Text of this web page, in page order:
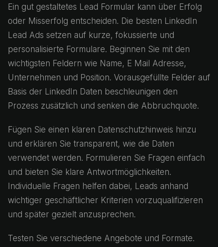
Ein gut gestaltetes Lead Formular kann über Erfolg
oder Misserfolg entscheiden. Die besten LinkedIn
Lead Ads setzen auf kurze, fokussierte und
personalisierte Formulare. Beginnen Sie mit den
wichtigsten Feldern wie Name, E Mail Adresse,
Unternehmen und Position. Vorausgefüllte Felder auf
Basis der LinkedIn Daten beschleunigen den
Prozess zusätzlich und senken die Abbruchquote.
Fügen Sie einen klaren Datenschutzhinweis hinzu
und erklären Sie transparent, wie die Daten
verwendet werden. Formulieren Sie Fragen einfach
und bieten Sie klare Antwortmöglichkeiten.
Individuelle Fragen helfen dabei, Leads anhand
wichtiger geschäftlicher Kriterien vorzuqualifizieren
und später gezielt anzusprechen.
Testen Sie verschiedene Angebote und Formate.